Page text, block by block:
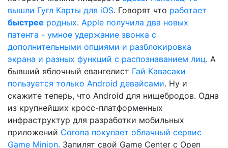
вышли Гугл Карты для iOS. Говорят что работает
быстрее родных. Apple получила два новых
патента - умное удержание звонка с
дополнительными опциями и разблокировка
экрана и разных функций с распознаванием лиц. А
бывший яблочный евангелист Гай Кавасаки
пользуется только Android девайсами. Ну и
скажите теперь, что Android для нищебродов. Одна
из крупнейших кросс-платформенных
инфраструктур для разработки мобильных
приложений Corona покупает облачный сервис
Game Minion. Запилят свой Game Center с Open